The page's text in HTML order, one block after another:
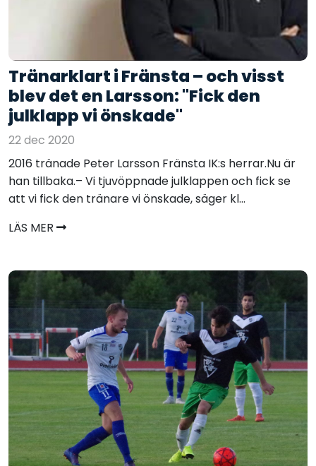
Tränarklart i Fränsta – och visst
blev det en Larsson: "Fick den
julklapp vi önskade"
22 dec 2020
2016 tränade Peter Larsson Fränsta IK:s herrar.Nu är
han tillbaka.– Vi tjuvöppnade julklappen och fick se
att vi fick den tränare vi önskade, säger kl...
LÄS MER